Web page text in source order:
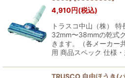
4,910円(税込)
トラスコ中山（株）
32mm〜38mmの乾式
きます。（各メーカー
用 商品スペック 仕様
TRUSCO 自由ほうき(